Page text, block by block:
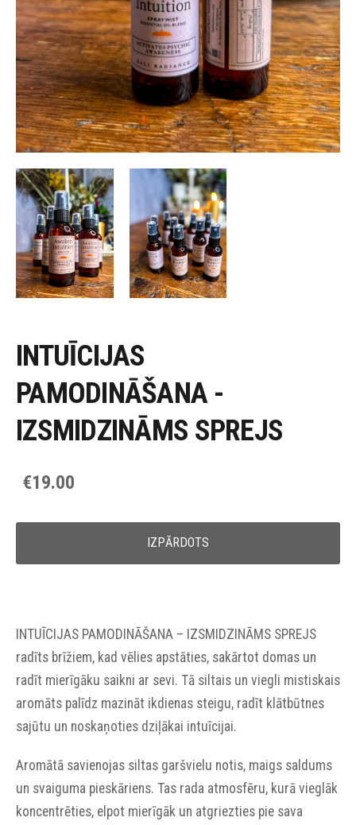
INTUĪCIJAS
PAMODINĀŠANA -
IZSMIDZINĀMS SPREJS
€19.00
IZPĀRDOTS
INTUĪCIJAS PAMODINĀŠANA – IZSMIDZINĀMS SPREJS
radīts brīžiem, kad vēlies apstāties, sakārtot domas un
radīt mierīgāku saikni ar sevi. Tā siltais un viegli mistiskais
aromāts palīdz mazināt ikdienas steigu, radīt klātbūtnes
sajūtu un noskaņoties dziļākai intuīcijai.
Aromātā savienojas siltas garšvielu notis, maigs saldums
un svaiguma pieskāriens. Tas rada atmosfēru, kurā vieglāk
koncentrēties, elpot mierīgāk un atgriezties pie sava